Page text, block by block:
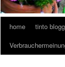
home tinto